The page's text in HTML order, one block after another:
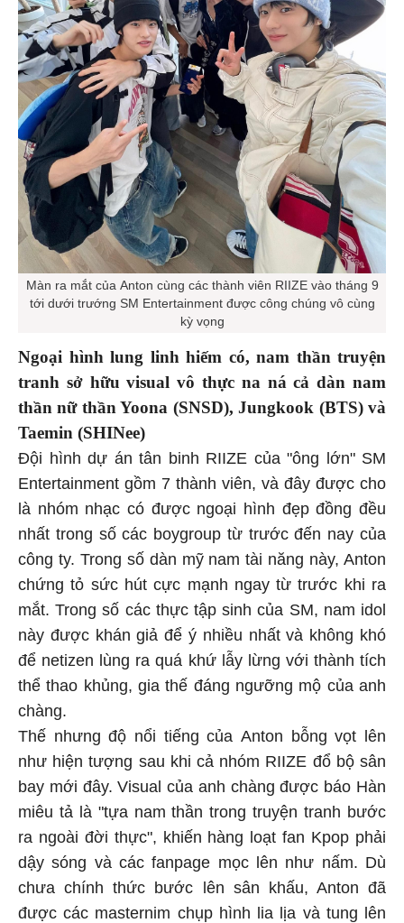
Màn ra mắt của Anton cùng các thành viên RIIZE vào tháng 9
tới dưới trướng SM Entertainment được công chúng vô cùng
kỳ vọng
Ngoại hình lung linh hiếm có, nam thần truyện
tranh sở hữu visual vô thực na ná cả dàn nam
thần nữ thần Yoona (SNSD), Jungkook (BTS) và
Taemin (SHINee)
Đội hình dự án tân binh RIIZE của "ông lớn" SM
Entertainment gồm 7 thành viên, và đây được cho
là nhóm nhạc có được ngoại hình đẹp đồng đều
nhất trong số các boygroup từ trước đến nay của
công ty. Trong số dàn mỹ nam tài năng này, Anton
chứng tỏ sức hút cực mạnh ngay từ trước khi ra
mắt. Trong số các thực tập sinh của SM, nam idol
này được khán giả để ý nhiều nhất và không khó
để netizen lùng ra quá khứ lẫy lừng với thành tích
thể thao khủng, gia thế đáng ngưỡng mộ của anh
chàng.
Thế nhưng độ nổi tiếng của Anton bỗng vọt lên
như hiện tượng sau khi cả nhóm RIIZE đổ bộ sân
bay mới đây. Visual của anh chàng được báo Hàn
miêu tả là "tựa nam thần trong truyện tranh bước
ra ngoài đời thực", khiến hàng loạt fan Kpop phải
dậy sóng và các fanpage mọc lên như nấm. Dù
chưa chính thức bước lên sân khấu, Anton đã
được các masternim chụp hình lia lịa và tung lên